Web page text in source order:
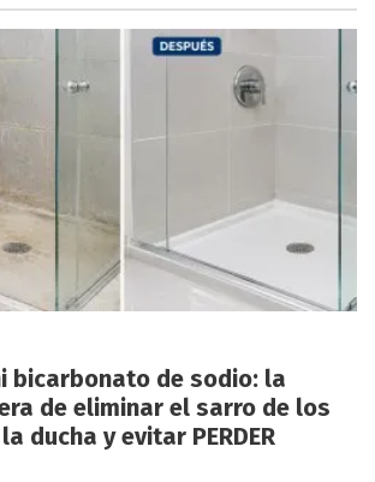
bicarbonato de sodio: la
de eliminar el sarro de los
ducha y evitar PERDER